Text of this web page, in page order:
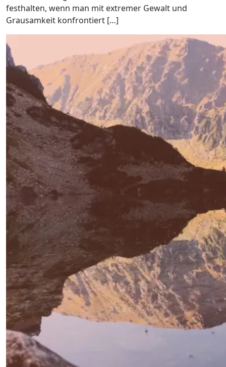
festhalten, wenn man mit extremer Gewalt und
Grausamkeit konfrontiert […]